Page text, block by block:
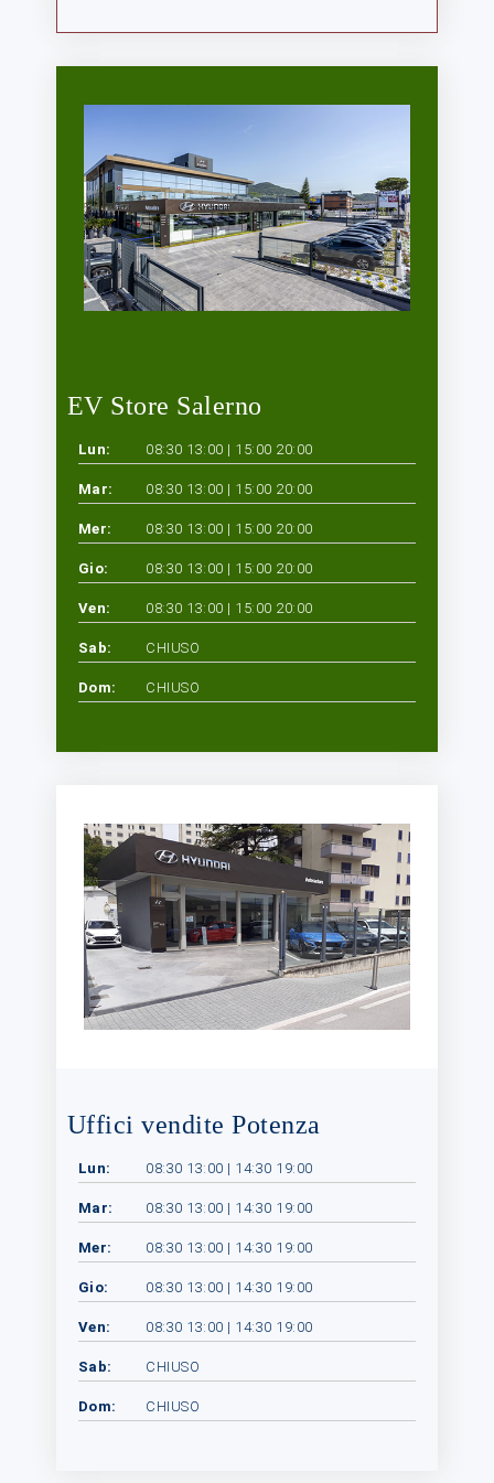
EV Store Salerno
Lun: 08:30 13:00 | 15:00 20:00
Mar: 08:30 13:00 | 15:00 20:00
Mer: 08:30 13:00 | 15:00 20:00
Gio: 08:30 13:00 | 15:00 20:00
Ven: 08:30 13:00 | 15:00 20:00
Sab: CHIUSO
Dom: CHIUSO
Uffici vendite Potenza
Lun: 08:30 13:00 | 14:30 19:00
Mar: 08:30 13:00 | 14:30 19:00
Mer: 08:30 13:00 | 14:30 19:00
Gio: 08:30 13:00 | 14:30 19:00
Ven: 08:30 13:00 | 14:30 19:00
Sab: CHIUSO
Dom: CHIUSO